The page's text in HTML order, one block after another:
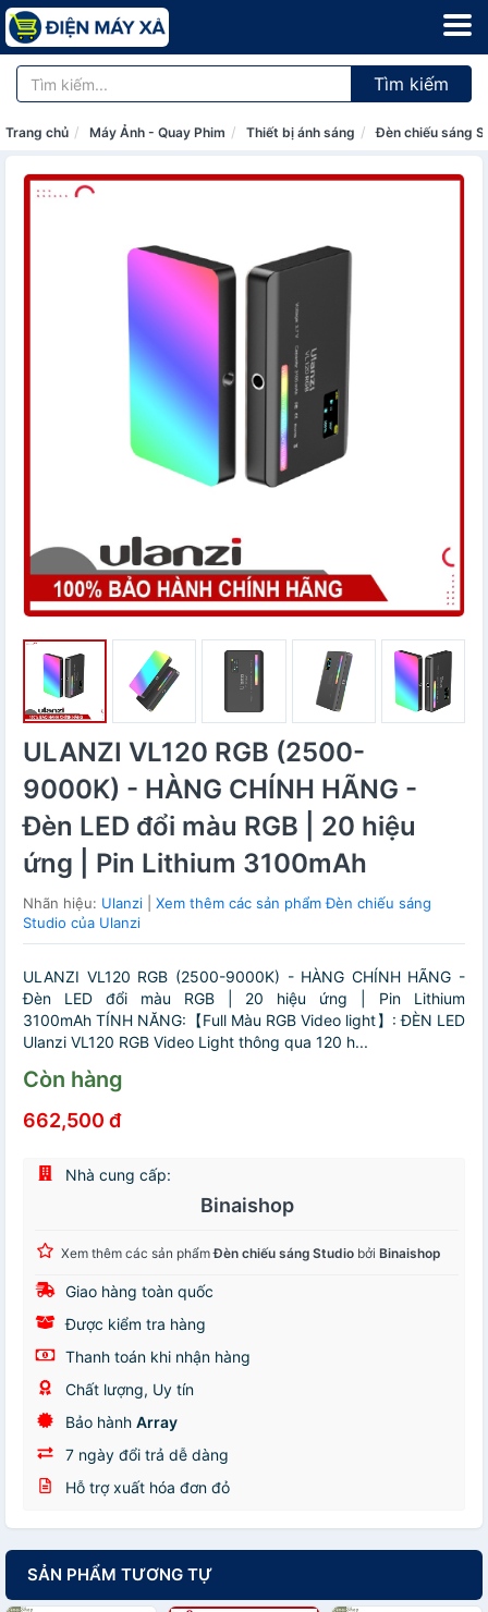
Tìm kiếm
Trang chủ Máy Ảnh - Quay Phim Thiết bị ánh sáng Đèn chiếu sáng
ULANZI VL120 RGB (2500-
9000K) - HÀNG CHÍNH HÃNG -
Đèn LED đổi màu RGB | 20 hiệu
ứng | Pin Lithium 3100mAh
Nhãn hiệu: Ulanzi
Xem thêm các sản phẩm Đèn chiếu sáng
Studio của Ulanzi
ULANZI VL120 RGB (2500-9000K) - HÀNG CHÍNH HÃNG -
Đèn LED đổi màu RGB | 20 hiệu ứng | Pin Lithium
3100mAh TÍNH NĂNG:【Full Màu RGB Video light】: ĐÈN LED
Ulanzi VL120 RGB Video Light thông qua 120 h...
Còn hàng
662,500 đ
Nhà cung cấp:
Binaishop
Xem thêm các sản phẩmĐèn chiếu sáng Studio bởi Binaishop
Giao hàng toàn quốc
Được kiểm tra hàng
Thanh toán khi nhận hàng
Chất lượng, Uy tín
Bảo hành Array
7 ngày đổi trả dễ dàng
Hỗ trợ xuất hóa đơn đỏ
SẢN PHẨM TƯƠNG TỰ